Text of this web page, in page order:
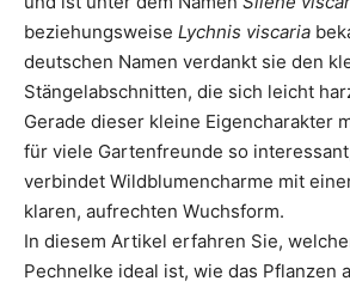
beziehungsweise Lychnis viscaria
deutschen Namen verdankt sie den
Stängelabschnitten, die sich leicht
Gerade dieser kleine Eigencharakter
für viele Gartenfreunde so
verbindet Wildblumencharme mit
klaren, aufrechten Wuchsform.
In diesem Artikel erfahren Sie,
Pechnelke ideal ist, wie das Pflanzen